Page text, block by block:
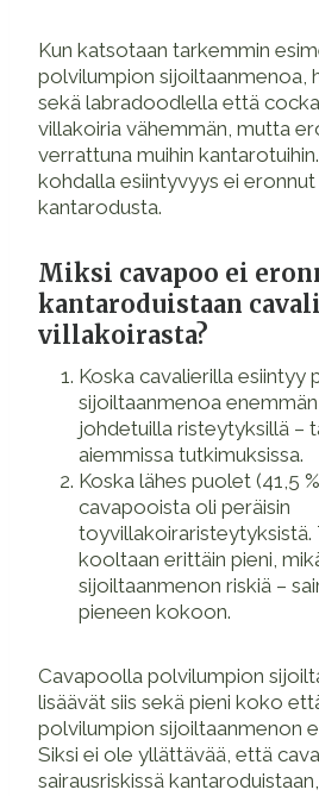
Kun katsotaan tarkemmin
polvilumpion sijoiltaanmenoa,
sekä labradoodlella että
villakoiria vähemmän, mutta
verrattuna muihin
kohdalla esiintyvyys ei
kantarodusta.
Miksi cavapoo ei
kantaroduistaan
villakoirasta?
Koska cavalierilla esiintyy
sijoiltaanmenoa
johdetuilla risteytyksillä –
aiemmissa tutkimuksissa.
Koska lähes puolet (41,5
cavapooista oli peräisin
toyvillakoiraristeytyksistä.
kooltaan erittäin pieni,
sijoiltaanmenon riskiä –
pieneen kokoon.
Cavapoolla polvilumpion
lisäävät siis sekä pieni koko
polvilumpion sijoiltaanmenon
Siksi ei ole yllättävää, että
sairausriskissä